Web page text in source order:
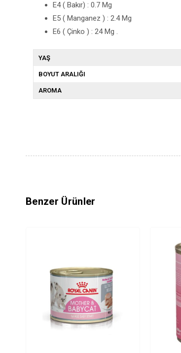
E4 ( Bakır) : 0.7 Mg
E5 ( Manganez ) : 2.4 Mg
E6 ( Çinko ) : 24 Mg .
YAŞ
BOYUT ARALIĞI
AROMA
Benzer Ürünler